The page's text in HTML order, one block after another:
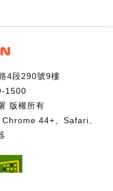
4段290號9樓
1500
版權所有
44+、Safari、